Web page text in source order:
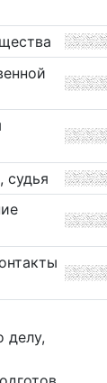
судья
делу,